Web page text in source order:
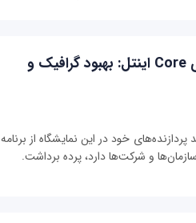
نسل پنجم پردازنده‌های Core اینتل: بهبود گرافیک و
خود در این نمایشگاه از برنامه
و شرکت‌ها دارد، پرده برداشت.